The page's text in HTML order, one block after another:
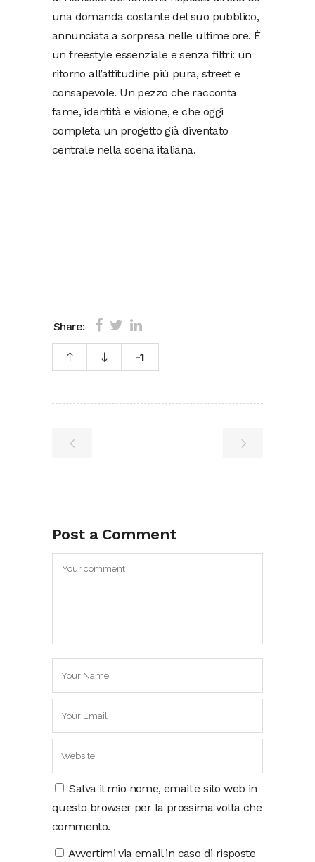
una domanda costante del suo pubblico,
annunciata a sorpresa nelle ultime ore. È
un freestyle essenziale e senza filtri: un
ritorno all’attitudine più pura, street e
consapevole. Un pezzo che racconta
fame, identità e visione, e che oggi
completa un progetto già diventato
centrale nella scena italiana.
Share:
-1
Post a Comment
Salva il mio nome, email e sito web in
questo browser per la prossima volta che
commento.
Avvertimi via email in caso di risposte